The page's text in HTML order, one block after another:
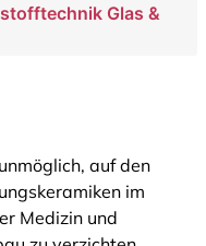
Glas &
auf den
im
Medizin und